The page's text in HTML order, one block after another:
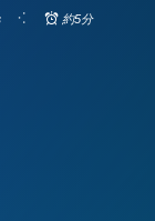
約5分